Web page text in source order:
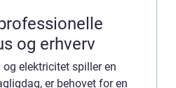
og erhverv
elektricitet spiller en
er behovet for en